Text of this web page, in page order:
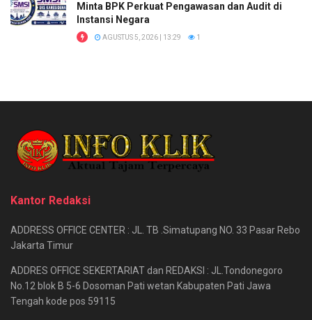
Minta BPK Perkuat Pengawasan dan Audit di
Instansi Negara
AGUSTUS 5, 2026 | 13:29 1
Kantor Redaksi
ADDRESS OFFICE CENTER : JL. TB .Simatupang NO. 33 Pasar Rebo
Jakarta Timur
ADDRES OFFICE SEKERTARIAT dan REDAKSI : JL.Tondonegoro
No.12 blok B 5-6 Dosoman Pati wetan Kabupaten Pati Jawa
Tengah kode pos 59115